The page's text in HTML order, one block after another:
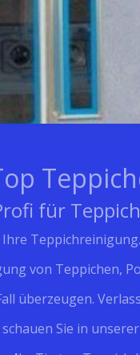
für
von Teppichen,
überzeugen.
Sie in